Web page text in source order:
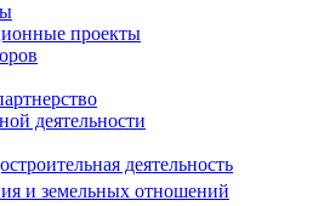
проекты
деятельности
деятельность
и земельных отношений